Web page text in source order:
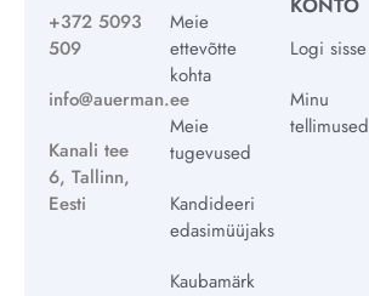
+372 5093
509
info@auerman.ee
Kanali tee
6, Tallinn,
Eesti
Meie
ettevõtte
kohta
Meie
tugevused
Kandideeri
edasimüüjaks
Kaubamärk
Logi sisse
Minu
tellimused